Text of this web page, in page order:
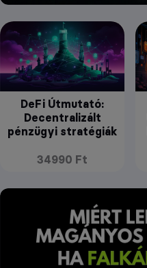
DeFi Útmutató:
Decentralizált
pénzügyi stratégiák
34990 Ft